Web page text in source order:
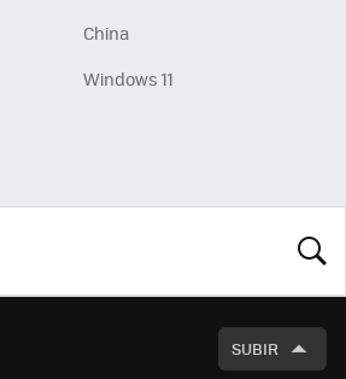
China
Windows 11
SUBIR